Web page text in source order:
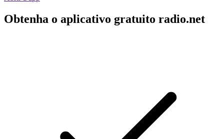
Obtenha o aplicativo gratuito radio.net